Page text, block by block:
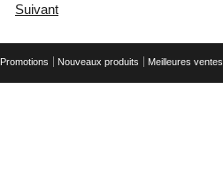
Suivant
Promotions Nouveaux produits Meilleures ventes